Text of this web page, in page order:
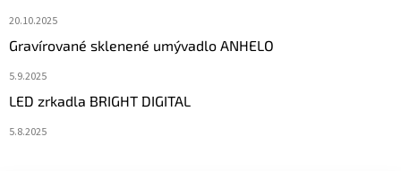
20.10.2025
Gravírované sklenené umývadlo ANHELO
5.9.2025
LED zrkadla BRIGHT DIGITAL
5.8.2025